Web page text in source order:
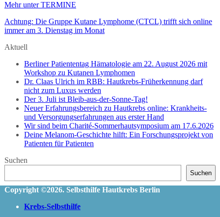
Mehr unter TERMINE
Achtung: Die Gruppe Kutane Lymphome (CTCL) trifft sich online
immer am 3. Dienstag im Monat
Aktuell
Berliner Patiententag Hämatologie am 22. August 2026 mit
Workshop zu Kutanen Lymphomen
Dr. Claas Ulrich im RBB: Hautkrebs-Früherkennung darf
nicht zum Luxus werden
Der 3. Juli ist Bleib-aus-der-Sonne-Tag!
Neuer Erfahrungsbereich zu Hautkrebs online: Krankheits-
und Versorgungserfahrungen aus erster Hand
Wir sind beim Charité-Sommerhautsymposium am 17.6.2026
Deine Melanom-Geschichte hilft: Ein Forschungsprojekt von
Patienten für Patienten
Suchen
Suchen
Copyright ©2026. Selbsthilfe Hautkrebs Berlin
Krebs-Selbsthilfe